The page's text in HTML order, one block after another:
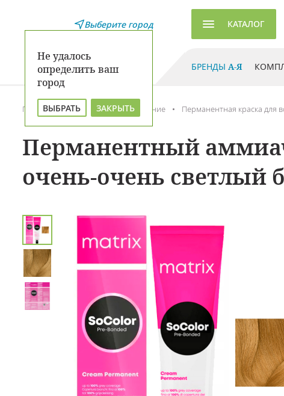
Выберите город
Не удалось
определить ваш
город
ВЫБРАТЬ ЗАКРЫТЬ
КАТАЛОГ
БРЕНДЫ А-Я
Главная Каталог Окрашивание Перманентная краска для
Перманентный
очень-очень светлый